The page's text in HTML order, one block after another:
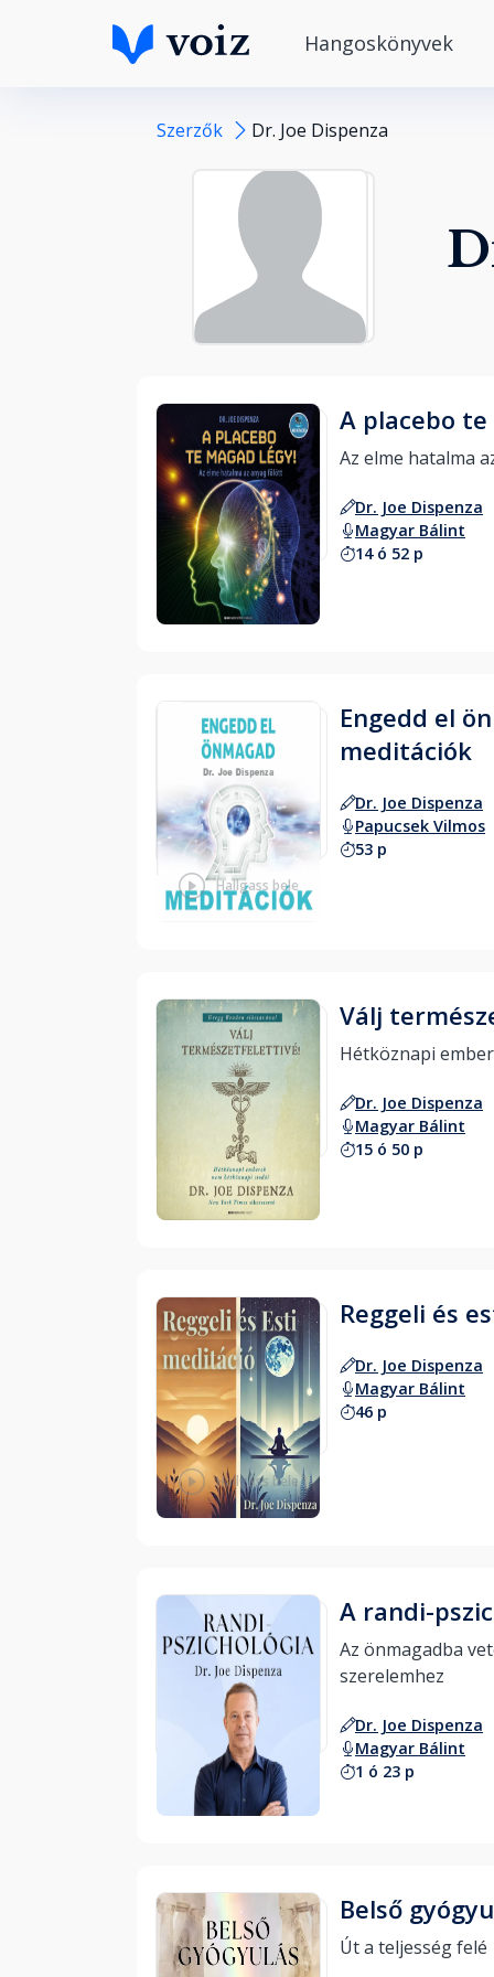
Hangoskönyvek
Szerzők Dr. Joe Dispenza
Hallgass bele
A placebo
Dr. Joe Dispenza
Magyar Bálint
14 ó 52 p
Hallgass bele
Engedd el
meditációk
Dr. Joe Dispenza
Papucsek Vilmos
53 p
Hallgass bele
Válj
Dr. Joe Dispenza
Magyar Bálint
15 ó 50 p
Hallgass bele
Reggeli és
Dr. Joe Dispenza
Magyar Bálint
46 p
Hallgass bele
A randi-
Az önmagadba
Dr. Joe Dispenza
Magyar Bálint
1 ó 23 p
Belső